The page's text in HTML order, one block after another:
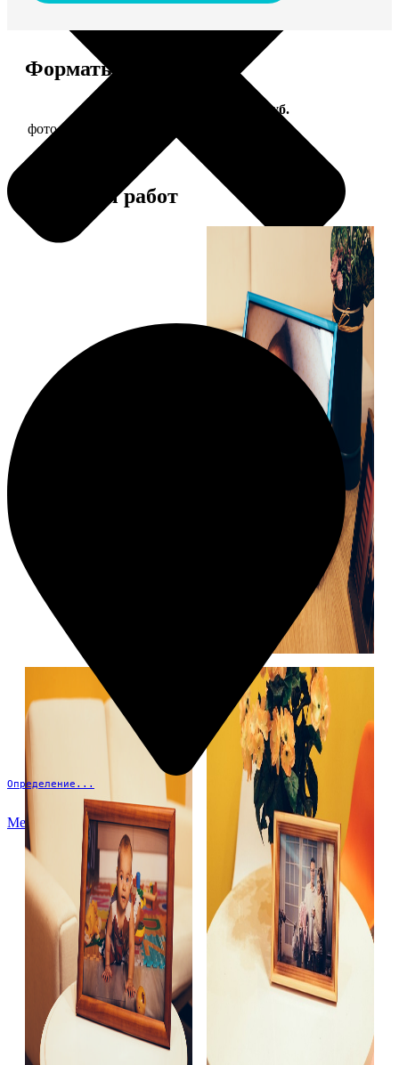
Определение...
Меню
Форматы и цены
Цена, руб.
фото 10х10 в деревянной рамке
Примеры работ